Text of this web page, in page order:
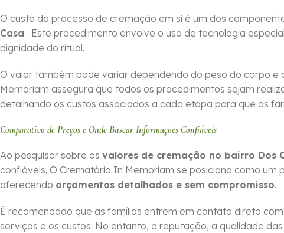
O custo do processo de cremação em si é um dos
Casa . Este procedimento envolve o uso de tecnologia
dignidade do ritual.
O valor também pode variar dependendo do peso do corpo
Memoriam assegura que todos os procedimentos sejam
detalhando os custos associados a cada etapa para que os
Comparativo de Preços e Onde Buscar Informações Confiáveis
Ao pesquisar sobre os valores de cremação no bairro Dos
confiáveis. O Crematório In Memoriam se posiciona como um
oferecendo orçamentos detalhados e sem compromisso.
É recomendado que as famílias entrem em contato direto
serviços e os custos. No entanto, a reputação, a qualidade